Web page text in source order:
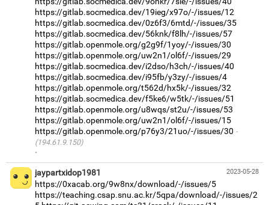
https://gitlab.socmedica.dev/19ieg/x97o/-/issues/12
https://gitlab.socmedica.dev/0z6f3/6mtd/-/issues/35
https://gitlab.socmedica.dev/56knk/f8lh/-/issues/57
https://gitlab.openmole.org/g2g9f/1yoy/-/issues/30
https://gitlab.openmole.org/uw2n1/ol6f/-/issues/29
https://gitlab.socmedica.dev/i2dso/h3ch/-/issues/40
https://gitlab.socmedica.dev/i95fb/y3zy/-/issues/4
https://gitlab.openmole.org/t562d/hx5k/-/issues/32
https://gitlab.socmedica.dev/f5ke6/w5tk/-/issues/51
https://gitlab.openmole.org/u8wqs/st2u/-/issues/53
https://gitlab.openmole.org/uw2n1/ol6f/-/issues/15
https://gitlab.openmole.org/p76y3/21uo/-/issues/30
(194.61.9.150)
·
2023-05-28
jaypartxidop1981
https://0xacab.org/9w8nx/download/-/issues/5
https://teaching.csap.snu.ac.kr/5qpa/download/-/issues/2